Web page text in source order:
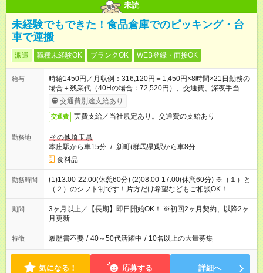
未読
未経験でもできた！食品倉庫でのピッキング・台
車で運搬
派遣 職種未経験OK ブランクOK WEB登録・面接OK
給与
時給1450円／月収例：316,120円＝1,450円×8時間×21日勤務の
場合＋残業代（40Hの場合：72,520円）、交通費、深夜手当別
途支給交通費別途支給あり
交通費 実費支給／当社規定あり。交通費の支給あり
勤務地
その他埼玉県
本庄駅から車15分 / 新町(群馬県)駅から車8分
食料品
勤務時間
(1)13:00-22:00(休憩60分) (2)08:00-17:00(休憩60分) ※（１）と
（２）のシフト制です！片方だけ希望などもご相談OK！
期間
3ヶ月以上／【長期】即日開始OK！ ※初回2ヶ月契約、以降2ヶ
月更新
特徴 履歴書不要 / 40～50代活躍中 / 10名以上の大量募集
気になる！ 応募する 詳細へ